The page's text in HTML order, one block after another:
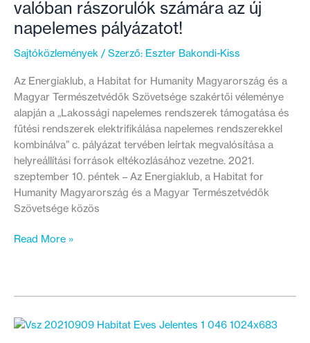
valóban rászorulók számára az új
napelemes pályázatot!
Sajtóközlemények / Szerző: Eszter Bakondi-Kiss
Az Energiaklub, a Habitat for Humanity Magyarország és a
Magyar Természetvédők Szövetsége szakértői véleménye
alapján a „Lakossági napelemes rendszerek támogatása és
fűtési rendszerek elektrifikálása napelemes rendszerekkel
kombinálva” c. pályázat tervében leírtak megvalósítása a
helyreállítási források eltékozlásához vezetne. 2021.
szeptember 10. péntek – Az Energiaklub, a Habitat for
Humanity Magyarország és a Magyar Természetvédők
Szövetsége közös
Napelemet
rászorulók
Read More »